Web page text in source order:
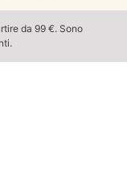
da 99 €. Sono